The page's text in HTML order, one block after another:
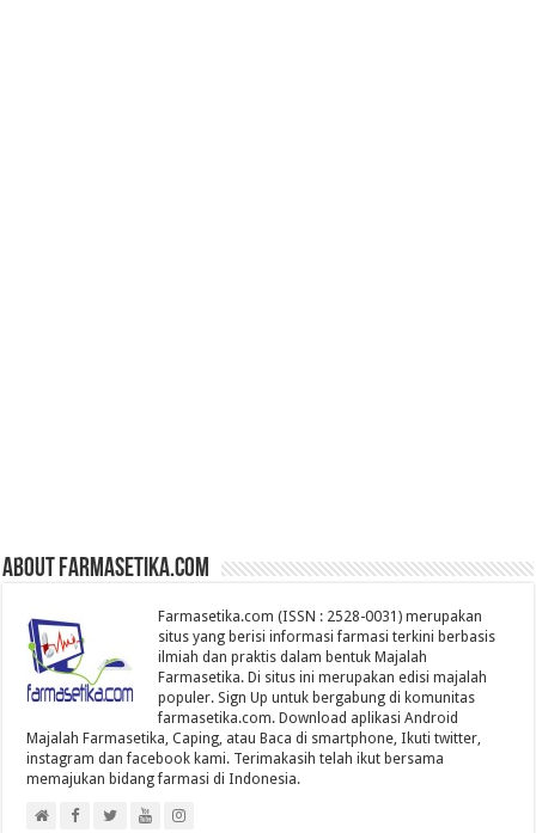
About farmasetika.com
Farmasetika.com (ISSN : 2528-0031) merupakan
situs yang berisi informasi farmasi terkini berbasis
ilmiah dan praktis dalam bentuk Majalah
Farmasetika. Di situs ini merupakan edisi majalah
populer. Sign Up untuk bergabung di komunitas
farmasetika.com. Download aplikasi Android
Majalah Farmasetika, Caping, atau Baca di smartphone, Ikuti twitter,
instagram dan facebook kami. Terimakasih telah ikut bersama
memajukan bidang farmasi di Indonesia.